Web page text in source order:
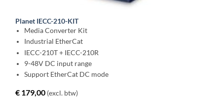
Planet IECC-210-KIT
Media Converter Kit
Industrial EtherCat
IECC-210T + IECC-210R
9-48V DC input range
Support EtherCat DC mode
€ 179,00 (excl. btw)